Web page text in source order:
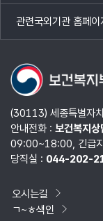
열기
관련국외기관 홈페이
목록
열기
(30113) 세종특별자
안내전화 : 보건복지
09:00~18:00, 긴급
당직실 : 044-202-
오시는길
ㄱ~ㅎ색인